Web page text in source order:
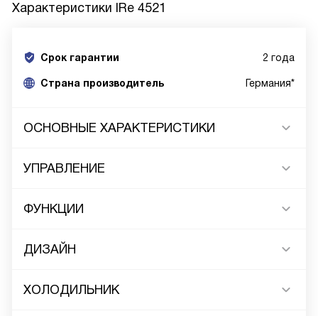
Характеристики IRe 4521
Срок гарантии 2 года
Cтрана производитель Германия*
ОСНОВНЫЕ ХАРАКТЕРИСТИКИ
УПРАВЛЕНИЕ
ФУНКЦИИ
ДИЗАЙН
ХОЛОДИЛЬНИК